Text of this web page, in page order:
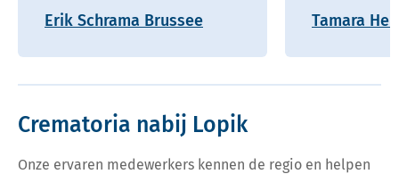
Erik Schrama Brussee Tamara
Crematoria nabij Lopik
Onze ervaren medewerkers kennen de regio en helpen